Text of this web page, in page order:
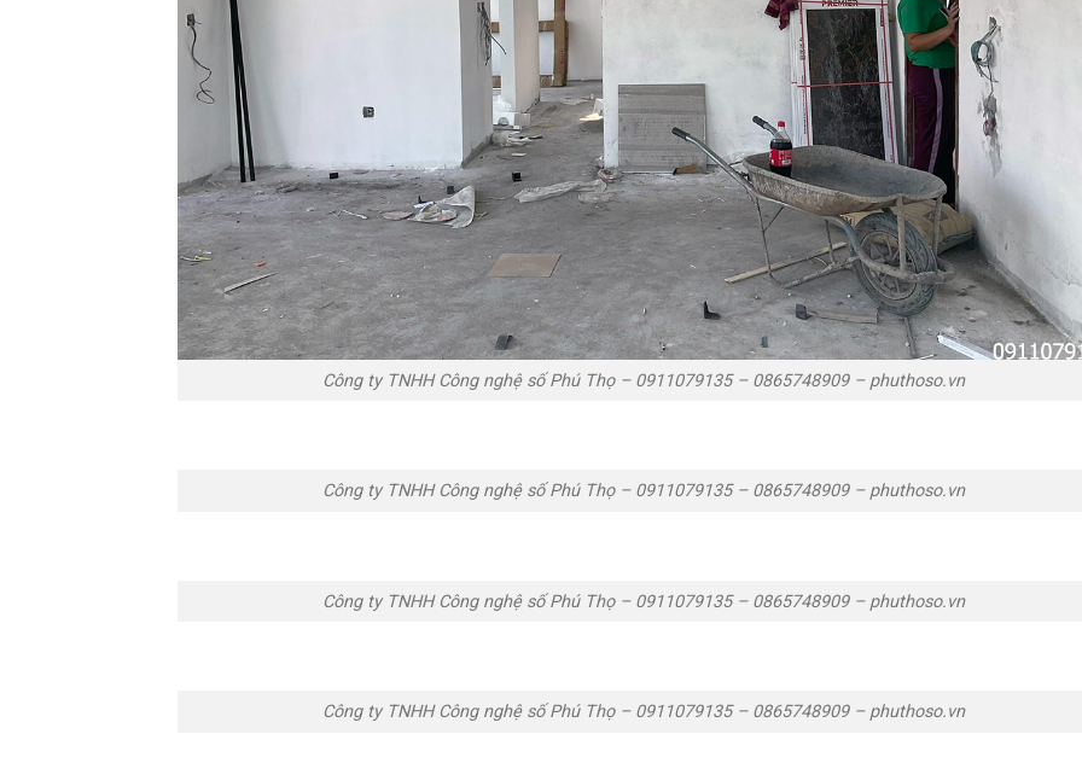
Công ty TNHH Công nghệ số Phú Thọ – 0911079135 – 0865748909 – phuthoso.vn
Công ty TNHH Công nghệ số Phú Thọ – 0911079135 – 0865748909 – phuthoso.vn
Công ty TNHH Công nghệ số Phú Thọ – 0911079135 – 0865748909 – phuthoso.vn
Công ty TNHH Công nghệ số Phú Thọ – 0911079135 – 0865748909 – phuthoso.vn